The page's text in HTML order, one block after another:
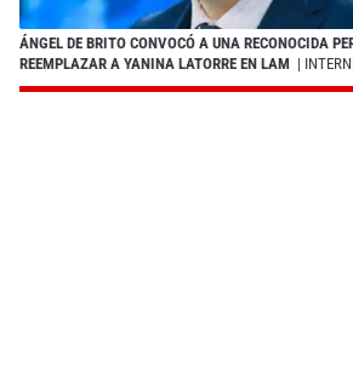
ÁNGEL DE BRITO CONVOCÓ A UNA RECONOCIDA
REEMPLAZAR A YANINA LATORRE EN LAM |